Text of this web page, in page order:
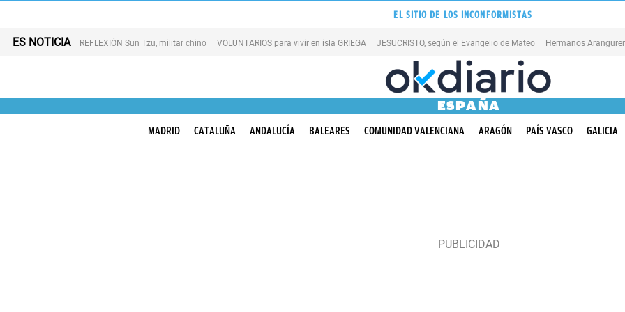
EL SITIO DE LOS INCONFORMISTAS
ES NOTICIA REFLEXIÓN Sun Tzu, militar chino VOLUNTARIOS para vivir en isla GRIEGA JESUCRISTO, según el Evangelio de Mateo Hermanos Aranguren
ESPAÑA
MADRID CATALUÑA ANDALUCÍA BALEARES COMUNIDAD VALENCIANA ARAGÓN PAÍS VASCO GALICIA